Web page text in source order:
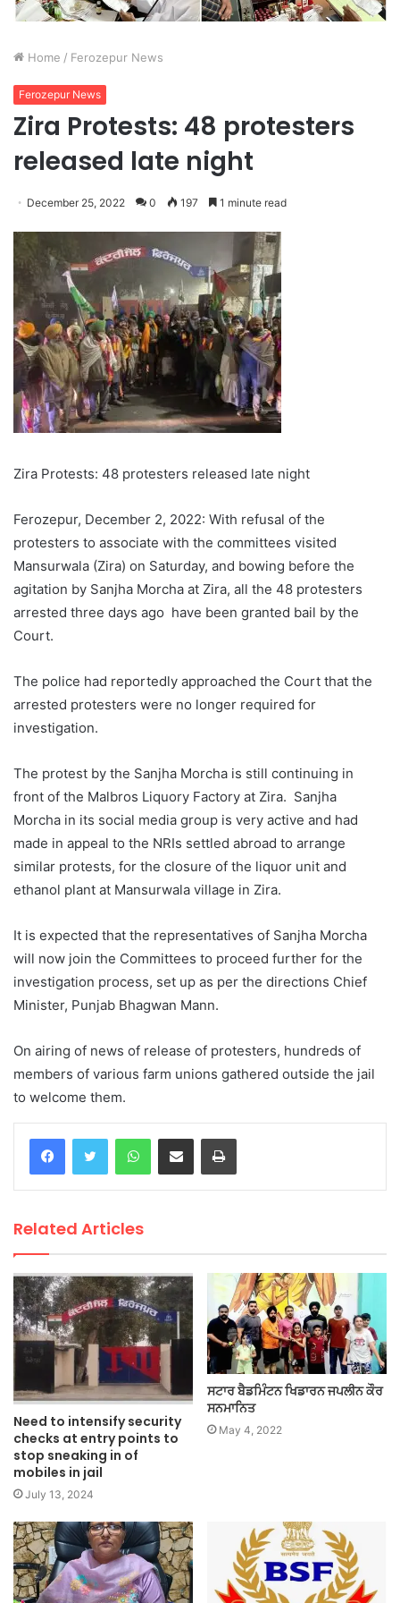
Home / Ferozepur News
Ferozepur News
Zira Protests: 48 protesters
released late night
December 25, 2022 0 197 1 minute read
Zira Protests: 48 protesters released late night
Ferozepur, December 2, 2022: With refusal of the
protesters to associate with the committees visited
Mansurwala (Zira) on Saturday, and bowing before the
agitation by Sanjha Morcha at Zira, all the 48 protesters
arrested three days ago have been granted bail by the
Court.
The police had reportedly approached the Court that the
arrested protesters were no longer required for
investigation.
The protest by the Sanjha Morcha is still continuing in
front of the Malbros Liquory Factory at Zira. Sanjha
Morcha in its social media group is very active and had
made in appeal to the NRIs settled abroad to arrange
similar protests, for the closure of the liquor unit and
ethanol plant at Mansurwala village in Zira.
It is expected that the representatives of Sanjha Morcha
will now join the Committees to proceed further for the
investigation process, set up as per the directions Chief
Minister, Punjab Bhagwan Mann.
On airing of news of release of protesters, hundreds of
members of various farm unions gathered outside the jail
to welcome them.
WhatsAppShare via Email Print
Related Articles
Need to intensify security
checks at entry points to
stop sneaking in of
mobiles in jail
July 13, 2024
ਸਟਾਰ ਬੈਡਮਿੰਟਨ ਖਿਡਾਰਨ ਜਪਲੀਨ ਕੌਰ
ਸਨਮਾਨਿਤ
May 4, 2022